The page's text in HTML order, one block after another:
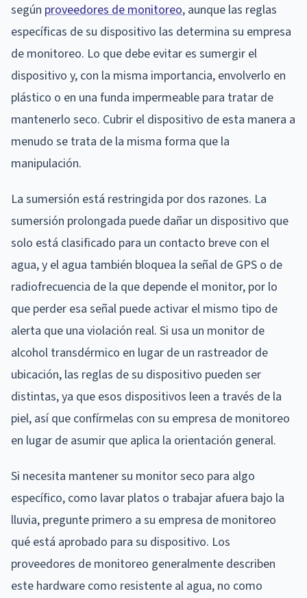
según proveedores de monitoreo, aunque las reglas
específicas de su dispositivo las determina su empresa
de monitoreo. Lo que debe evitar es sumergir el
dispositivo y, con la misma importancia, envolverlo en
plástico o en una funda impermeable para tratar de
mantenerlo seco. Cubrir el dispositivo de esta manera a
menudo se trata de la misma forma que la
manipulación.
La sumersión está restringida por dos razones. La
sumersión prolongada puede dañar un dispositivo que
solo está clasificado para un contacto breve con el
agua, y el agua también bloquea la señal de GPS o de
radiofrecuencia de la que depende el monitor, por lo
que perder esa señal puede activar el mismo tipo de
alerta que una violación real. Si usa un monitor de
alcohol transdérmico en lugar de un rastreador de
ubicación, las reglas de su dispositivo pueden ser
distintas, ya que esos dispositivos leen a través de la
piel, así que confírmelas con su empresa de monitoreo
en lugar de asumir que aplica la orientación general.
Si necesita mantener su monitor seco para algo
específico, como lavar platos o trabajar afuera bajo la
lluvia, pregunte primero a su empresa de monitoreo
qué está aprobado para su dispositivo. Los
proveedores de monitoreo generalmente describen
este hardware como resistente al agua, no como